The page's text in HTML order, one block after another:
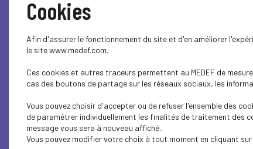
ECONOMY
ECONOMY
ECONOMY
Cookies
Afin d'assurer le fonctionnement du site et d'en améliorer
le site www.medef.com.
Ces cookies et autres traceurs permettent au MEDEF de
cas des boutons de partage sur les réseaux sociaux, les
Vous pouvez choisir d'accepter ou de refuser l'ensemble des
de paramétrer individuellement les finalités de traitement des
message vous sera à nouveau affiché..
Vous pouvez modifier votre choix à tout moment en cliquant sur